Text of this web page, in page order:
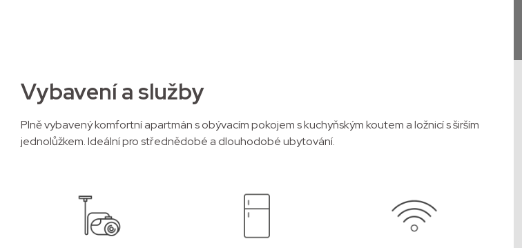
Vybavení a služby
Plně vybavený komfortní apartmán s obývacím pokojem s kuchyňským koutem a ložnicí s širším
jednolůžkem. Ideální pro střednědobé a dlouhodobé ubytování.